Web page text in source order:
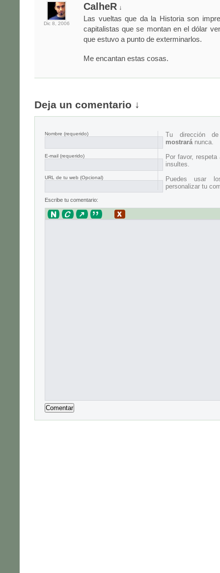
Dic 8, 2006
CalheR ↓
Las vueltas que da la Historia son
capitalistas que se montan en el dólar
que estuvo a punto de exterminarlos.
Me encantan estas cosas.
Deja un comentario ↓
Nombre (requerido)
E-mail (requerido)
URL de tu web (Opcional)
Tu dirección
mostraránunca.
Por favor,
insultes.
Puedes usar
personalizar tu
Escribe tu comentario: